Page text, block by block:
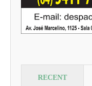
RECENT